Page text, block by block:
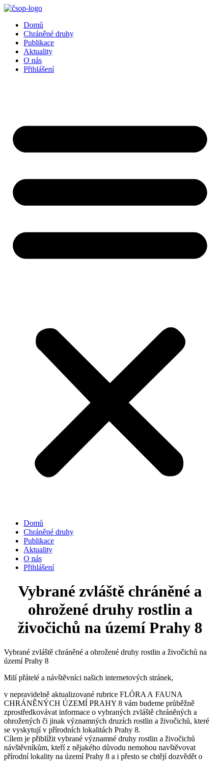
Přejít
obsahuDomů
Chráněné druhy
Publikace
Aktuality
O nás
Přihlášení
Domů
Chráněné druhy
Publikace
Aktuality
O nás
Přihlášení
Vybrané zvláště chráněné a
ohrožené druhy rostlin a
živočichů na území Prahy 8
Vybrané zvláště chráněné a ohrožené druhy rostlin a živočichů na
území Prahy 8
Milí přátelé a návštěvníci našich internetových stránek,
v nepravidelně aktualizované rubrice FLÓRA A FAUNA
CHRÁNĚNÝCH ÚZEMÍ PRAHY 8 vám budeme průběžně
zprostředkovávat informace o vybraných zvláště chráněných a
ohrožených či jinak významných druzích rostlin a živočichů, které
se vyskytují v přírodních lokalitách Prahy 8.
Cílem je přiblížit vybrané významné druhy rostlin a živočichů
návštěvníkům, kteří z nějakého důvodu nemohou navštěvovat
přírodní lokality na území Prahy 8 a i přesto se chtějí dozvědět o